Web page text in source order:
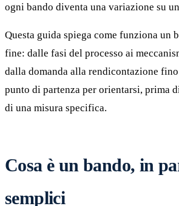
ogni bando diventa una variazione su
Questa guida spiega come funziona un
fine: dalle fasi del processo ai
dalla domanda alla rendicontazione
punto di partenza per orientarsi, prima
di una misura specifica.
Cosa è un bando, in
semplici